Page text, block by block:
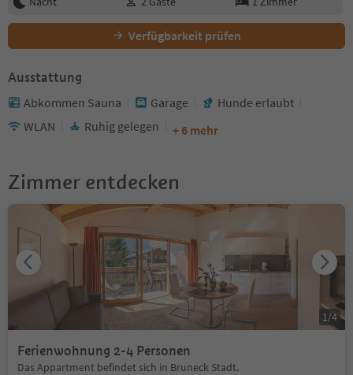
Verfügbarkeit prüfen
Ausstattung
Abkommen Sauna Garage
Hunde erlaubt
WLAN
Ruhig gelegen + 6 mehr
Zimmer entdecken
Ferienwohnung 2-4 Personen
Das Appartment befindet sich in Bruneck Stadt.
1 /4